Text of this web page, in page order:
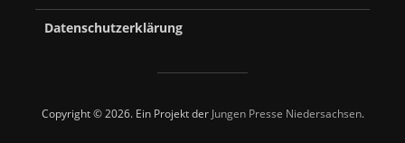
Datenschutzerklärung
Copyright © 2026. Ein Projekt der Jungen Presse Niedersachsen.